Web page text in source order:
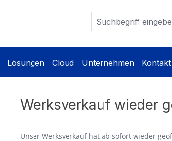
Lösungen Cloud Unternehmen Kontakt
Werksverkauf wieder
Unser Werksverkauf hat ab sofort wieder